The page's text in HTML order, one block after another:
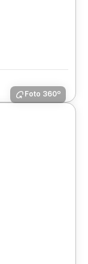
Foto 360º